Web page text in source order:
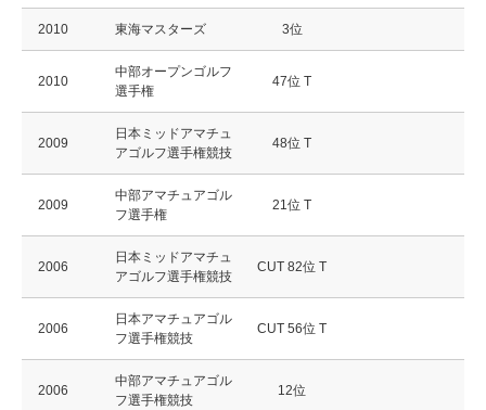
2010 東海マスターズ 3位
2010
中部オープンゴルフ
選手権
47位 T
2009
日本ミッドアマチュ
アゴルフ選手権競技
48位 T
2009
中部アマチュアゴル
フ選手権
21位 T
2006
日本ミッドアマチュ
アゴルフ選手権競技
CUT 82位 T
2006
日本アマチュアゴル
フ選手権競技
CUT 56位 T
2006
中部アマチュアゴル
フ選手権競技
12位